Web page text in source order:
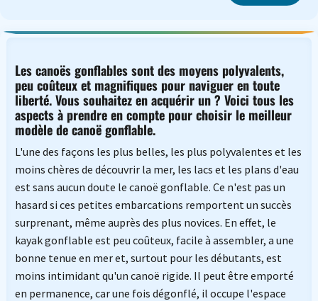
Les canoës gonflables sont des moyens polyvalents,
peu coûteux et magnifiques pour naviguer en toute
liberté. Vous souhaitez en acquérir un ? Voici tous les
aspects à prendre en compte pour choisir le meilleur
modèle de canoë gonflable.
L'une des façons les plus belles, les plus polyvalentes et les
moins chères de découvrir la mer, les lacs et les plans d'eau
est sans aucun doute le canoë gonflable. Ce n'est pas un
hasard si ces petites embarcations remportent un succès
surprenant, même auprès des plus novices. En effet, le
kayak gonflable est peu coûteux, facile à assembler, a une
bonne tenue en mer et, surtout pour les débutants, est
moins intimidant qu'un canoë rigide. Il peut être emporté
en permanence, car une fois dégonflé, il occupe l'espace